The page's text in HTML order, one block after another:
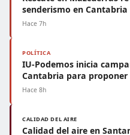
senderismo en Cantabria
Hace 7h
POLÍTICA
IU-Podemos inicia
Cantabria para proponer
Hace 8h
CALIDAD DEL AIRE
Calidad del aire en